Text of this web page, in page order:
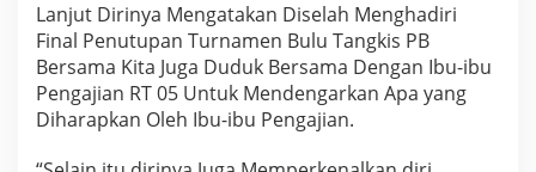
T
u
r
n
a
m
Lanjut Dirinya Mengatakan Diselah Menghadiri
Final Penutupan Turnamen Bulu Tangkis PB
Bersama Kita Juga Duduk Bersama Dengan Ibu-ibu
Pengajian RT 05 Untuk Mendengarkan Apa yang
Diharapkan Oleh Ibu-ibu Pengajian.